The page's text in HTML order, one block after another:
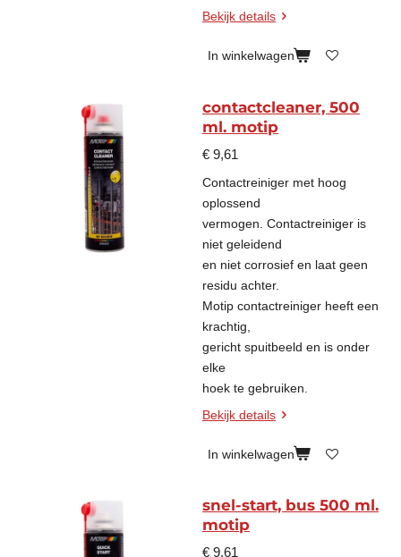
Bekijk details
In winkelwagen
contactcleaner, 500
ml. motip
€ 9,61
Contactreiniger met hoog
oplossend
vermogen. Contactreiniger is
niet geleidend
en niet corrosief en laat geen
residu achter.
Motip contactreiniger heeft een
krachtig,
gericht spuitbeeld en is onder
elke
hoek te gebruiken.
Bekijk details
In winkelwagen
snel-start, bus 500 ml.
motip
€ 9,61